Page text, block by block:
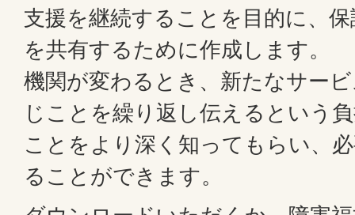
支援を継続することを目的に、
を共有するために作成します。
機関が変わるとき、新たなサー
じことを繰り返し伝えるという
ことをより深く知ってもらい、
ることができます。